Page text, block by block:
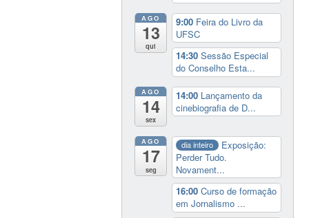
AGO
13
qui
9:00 Feira do Livro da
UFSC
14:30Sessão Especial
do Conselho Esta...
AGO
14
sex
14:00 Lançamento da
cinebiografia de D...
AGO
17
seg
dia inteiro
Exposição:
Perder Tudo.
Novament...
16:00Curso de formação
em Jornalismo ...